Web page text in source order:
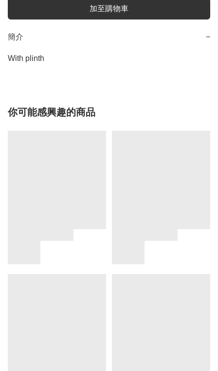
加至購物車
簡介 −
With plinth
你可能感興趣的商品